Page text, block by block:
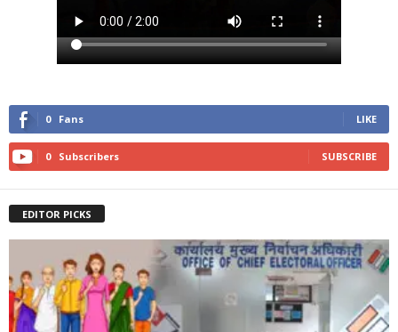
0 Fans LIKE
0 Subscribers SUBSCRIBE
EDITOR PICKS